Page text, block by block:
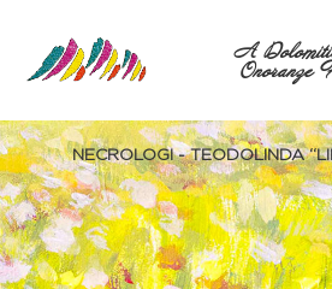
A
Onoranze
NECROLOGI - TEODOLINDA